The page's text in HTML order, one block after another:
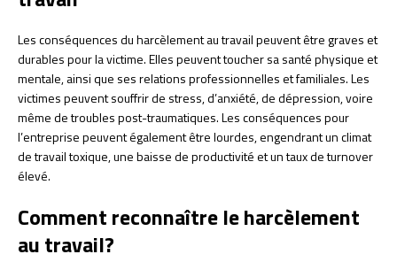
Les conséquences du harcèlement au travail peuvent être graves et
durables pour la victime. Elles peuvent toucher sa santé physique et
mentale, ainsi que ses relations professionnelles et familiales. Les
victimes peuvent souffrir de stress, d’anxiété, de dépression, voire
même de troubles post-traumatiques. Les conséquences pour
l’entreprise peuvent également être lourdes, engendrant un climat
de travail toxique, une baisse de productivité et un taux de turnover
élevé.
Comment reconnaître le harcèlement
au travail?